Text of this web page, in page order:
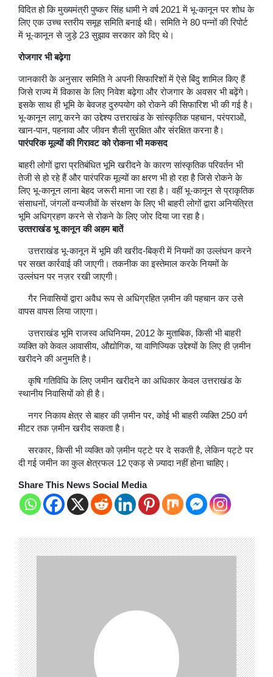
विदित हो कि मुख्यमंत्री पुष्कर सिंह धामी ने वर्ष 2021 में भू-कानून पर शोध के
लिए एक उच्च स्तरीय समूह समिति बनाई थी। समिति ने 80 पन्नों की रिपोर्ट
में भू-कानून से जुड़े 23 सुझाव सरकार को दिए थे।
रोजगार भी बढ़ेगा
जानकारी के अनुसार समिति ने अपनी सिफारिशों में ऐसे बिंदु शामिल किए हैं
जिसे राज्य में विकास के लिए निवेश बढ़ेगा और रोजगार के अवसर भी बढ़ेंगे।
इसके साथ ही भूमि के बेवजह दुरुपयोग को रोकने की सिफारिश भी की गई है।
भू-कानून लागू करने का उद्देश्य उत्तराखंड के सांस्कृतिक पहचान, परंपराओं,
खान-पान, पहनावा और जीवन शैली सुरक्षित और संरक्षित करना है।
पारंपरिक मूल्‍यों की गिरावट को रोकना भी मकसद
बाहरी लोगों द्वारा प्रतिबंधित भूमि खरीदने के कारण सांस्कृतिक परिवर्तन भी
तेजी से हो रहे हैं और पारंपरिक मूल्यों का क्षरण भी हो रहा है जिसे रोकने के
लिए भू-कानून लाना बेहद जरूरी माना जा रहा है। वहीं भू-कानून से प्राकृतिक
संसाधनों, जंगलों वन्यजीवों के संरक्षण के लिए भी बाहरी लोगों द्वारा अनियंत्रित
भूमि अधिग्रहण करने से रोकने के लिए जोर दिया जा रहा है।
उत्‍तराखंड भू कानून की अहम बातें
उत्तराखंड भू-कानून में भूमि की खरीद-बिक्री में नियमों का उल्लंघन करने
पर सख्त कार्रवाई की जाएगी। तकनीक का इस्तेमाल करके नियमों के
उल्लंघन पर नज़र रखी जाएगी।
गैर निवासियों द्वारा अवैध रूप से अधिग्रहित ज़मीन की पहचान कर उसे
वापस वापस लिया जाएगा।
उत्तराखंड भूमि राजस्व अधिनियम, 2012 के मुताबिक, किसी भी बाहरी
व्यक्ति को केवल आवासीय, औद्योगिक, या वाणिज्यिक उद्देश्यों के लिए ही ज़मीन
खरीदने की अनुमति है।
कृषि गतिविधि के लिए जमीन खरीदने का अधिकार केवल उत्तराखंड के
स्थानीय निवासियों को ही है।
नगर निकाय क्षेत्र से बाहर की ज़मीन पर, कोई भी बाहरी व्यक्ति 250 वर्ग
मीटर तक ज़मीन खरीद सकता है।
सरकार, किसी भी व्यक्ति को ज़मीन पट्टे पर दे सकती है, लेकिन पट्टे पर
दी गई जमीन का कुल क्षेत्रफल 12 एकड़ से ज़्यादा नहीं होना चाहिए।
Share This News Social Media